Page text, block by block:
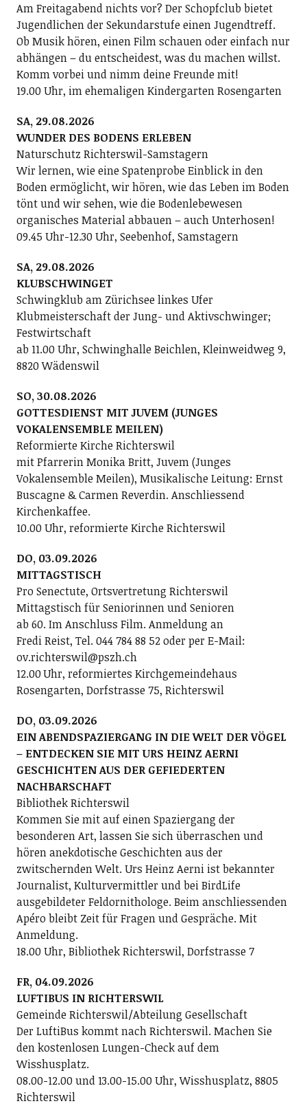
Am Freitagabend nichts vor? Der Schopfclub bietet
Jugendlichen der Sekundarstufe einen Jugendtreff.
Ob Musik hören, einen Film schauen oder einfach nur
abhängen – du entscheidest, was du machen willst.
Komm vorbei und nimm deine Freunde mit!
19.00 Uhr, im ehemaligen Kindergarten Rosengarten
SA, 29.08.2026
WUNDER DES BODENS ERLEBEN
Naturschutz Richterswil-Samstagern
Wir lernen, wie eine Spatenprobe Einblick in den
Boden ermöglicht, wir hören, wie das Leben im Boden
tönt und wir sehen, wie die Bodenlebewesen
organisches Material abbauen – auch Unterhosen!
09.45 Uhr-12.30 Uhr, Seebenhof, Samstagern
SA, 29.08.2026
KLUBSCHWINGET
Schwingklub am Zürichsee linkes Ufer
Klubmeisterschaft der Jung- und Aktivschwinger;
Festwirtschaft
ab 11.00 Uhr, Schwinghalle Beichlen, Kleinweidweg 9,
8820 Wädenswil
SO, 30.08.2026
GOTTESDIENST MIT JUVEM (JUNGES
VOKALENSEMBLE MEILEN)
Reformierte Kirche Richterswil
mit Pfarrerin Monika Britt, Juvem (Junges
Vokalensemble Meilen), Musikalische Leitung: Ernst
Buscagne & Carmen Reverdin. Anschliessend
Kirchenkaffee.
10.00 Uhr, reformierte Kirche Richterswil
DO, 03.09.2026
MITTAGSTISCH
Pro Senectute, Ortsvertretung Richterswil
Mittagstisch für Seniorinnen und Senioren
ab 60. Im Anschluss Film. Anmeldung an
Fredi Reist, Tel. 044 784 88 52 oder per E-Mail:
ov.richterswil@pszh.ch
12.00 Uhr, reformiertes Kirchgemeindehaus
Rosengarten, Dorfstrasse 75, Richterswil
DO, 03.09.2026
EIN ABENDSPAZIERGANG IN DIE WELT DER VÖGEL
– ENTDECKEN SIE MIT URS HEINZ AERNI
GESCHICHTEN AUS DER GEFIEDERTEN
NACHBARSCHAFT
Bibliothek Richterswil
Kommen Sie mit auf einen Spaziergang der
besonderen Art, lassen Sie sich überraschen und
hören anekdotische Geschichten aus der
zwitschernden Welt. Urs Heinz Aerni ist bekannter
Journalist, Kulturvermittler und bei BirdLife
ausgebildeter Feldornithologe. Beim anschliessenden
Apéro bleibt Zeit für Fragen und Gespräche. Mit
Anmeldung.
18.00 Uhr, Bibliothek Richterswil, Dorfstrasse 7
FR, 04.09.2026
LUFTIBUS IN RICHTERSWIL
Gemeinde Richterswil/Abteilung Gesellschaft
Der LuftiBus kommt nach Richterswil. Machen Sie
den kostenlosen Lungen-Check auf dem
Wisshusplatz.
08.00-12.00 und 13.00-15.00 Uhr, Wisshusplatz, 8805
Richterswil